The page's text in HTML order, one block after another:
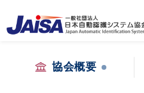
協会概要